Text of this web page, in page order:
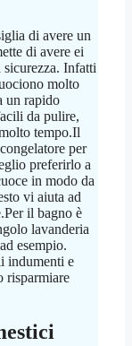
di avere un
di avere ei
sicurezza. Infatti
molto
un rapido
da pulire,
tempo.Il
per
preferirlo a
in modo da
vi aiuta ad
il bagno è
lavanderia
esempio.
indumenti e
risparmiare